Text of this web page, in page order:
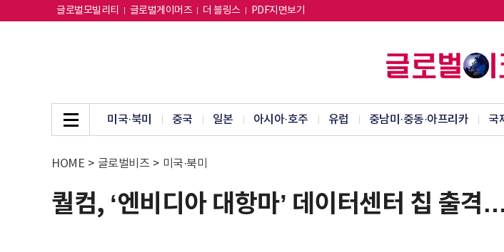
글로벌모빌리티 글로벌게이머즈 더 블링스 PDF지면보기
미국·북미 중국 일본 아시아·호주 유럽 중남미·중동·아프리카 국
HOME > 글로벌비즈 > 미국·북미
퀄컴, ‘엔비디아 대항마’ 데이터센터 칩 출